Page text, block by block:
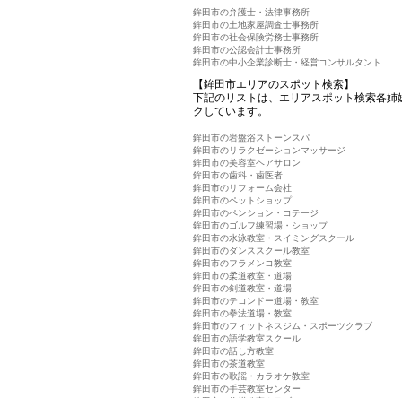
鉾田市の弁護士・法律事務所
鉾田市の土地家屋調査士事務所
鉾田市の社会保険労務士事務所
鉾田市の公認会計士事務所
鉾田市の中小企業診断士・経営コンサルタント
【鉾田市エリアのスポット検索】
下記のリストは、エリアスポット検索各
クしています。
鉾田市の岩盤浴ストーンスパ
鉾田市のリラクゼーションマッサージ
鉾田市の美容室ヘアサロン
鉾田市の歯科・歯医者
鉾田市のリフォーム会社
鉾田市のペットショップ
鉾田市のペンション・コテージ
鉾田市のゴルフ練習場・ショップ
鉾田市の水泳教室・スイミングスクール
鉾田市のダンススクール教室
鉾田市のフラメンコ教室
鉾田市の柔道教室・道場
鉾田市の剣道教室・道場
鉾田市のテコンドー道場・教室
鉾田市の拳法道場・教室
鉾田市のフィットネスジム・スポーツクラブ
鉾田市の語学教室スクール
鉾田市の話し方教室
鉾田市の茶道教室
鉾田市の歌謡・カラオケ教室
鉾田市の手芸教室センター